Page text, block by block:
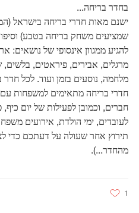
בחדר בריחה...
ישנם מאות חדרי בריחה בישראל
שמציעים משחק בריחה בטבע)
להגיע ממגוון אינסופי של נושאים:
מרגלים, אבירים, פיראטים, בלשים,
מלחמה, נוסעים בזמן ועוד. לכל חדר
חדרי בריחה מתאימים למשפחות עם
חברים, וכמובן לפעילות של יום
לעובדים, ימי הולדת, אירועים
תירוץ אחר שעולה על דעתכם כדי
מהחדר...).
1